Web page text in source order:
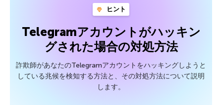
ヒント
Telegramアカウントがハッキン
グされた場合の対処方法
詐欺師があなたのTelegramアカウントをハッキングしようと
している兆候を検知する方法と、その対処方法について説明
します。